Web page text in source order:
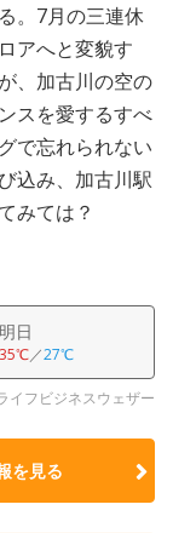
。7月の三連休
アへと変貌す
、加古川の空の
スを愛するすべ
で忘れられない
込み、加古川駅
みては？
明日
35℃／27℃
イフビジネスウェザー
を見る